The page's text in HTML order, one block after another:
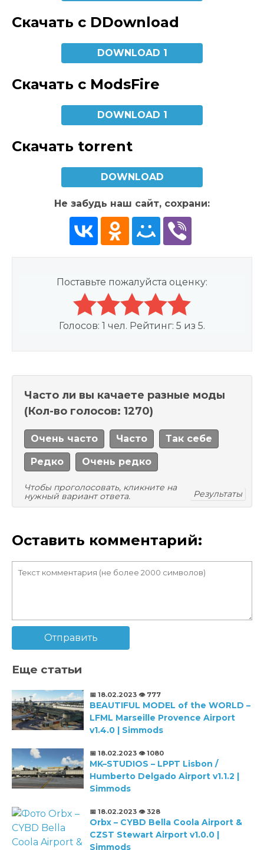
Скачать с DDownload
DOWNLOAD 1
Скачать с ModsFire
DOWNLOAD 1
Скачать torrent
DOWNLOAD
Не забудь наш сайт, сохрани:
Поставьте пожалуйста оценку:
Голосов: 1 чел. Рейтинг: 5 из 5.
Часто ли вы качаете разные моды
(Кол-во голосов: 1270)
Очень часто Часто Так себе
Редко Очень редко
Чтобы проголосовать, кликните на
нужный вариант ответа.
Результаты
Оставить комментарий:
Отправить
Еще статьи
📅 18.02.2023 👁️ 777
BEAUTIFUL MODEL of the WORLD –
LFML Marseille Provence Airport
v1.4.0 | Simmods
📅 18.02.2023 👁️ 1080
MK–STUDIOS – LPPT Lisbon /
Humberto Delgado Airport v1.1.2 |
Simmods
📅 18.02.2023 👁️ 328
Orbx – CYBD Bella Coola Airport &
CZST Stewart Airport v1.0.0 |
Simmods